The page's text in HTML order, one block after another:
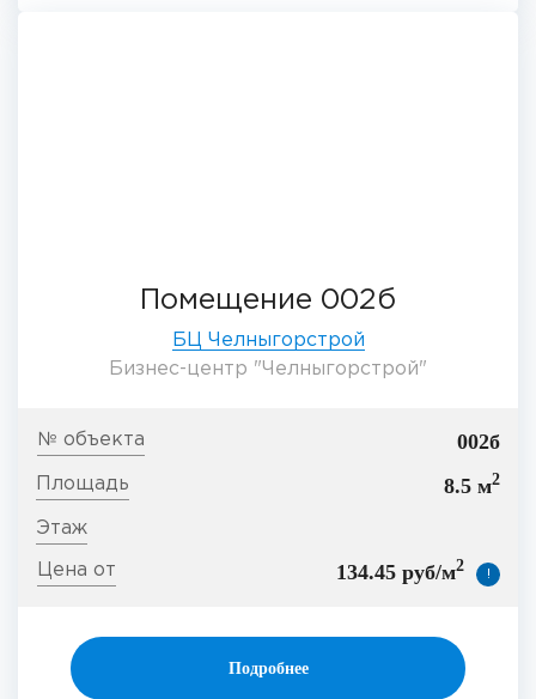
Помещение 002б
БЦ Челныгорстрой
Бизнес-центр "Челныгорстрой"
002б
8.5 м2
134.45 руб/м2 !
Подробнее